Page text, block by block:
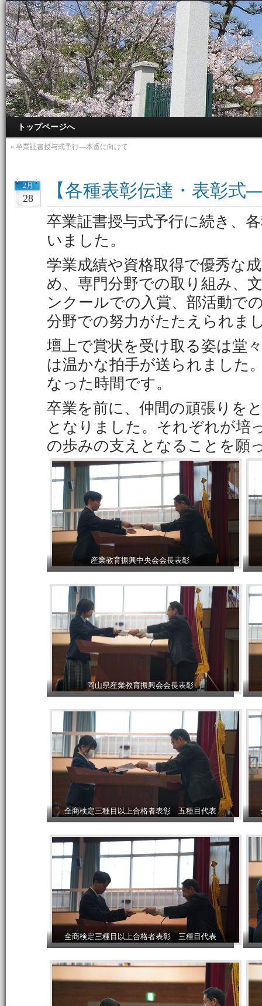
トップページへ
« 卒業証書授与式予行―本番に向けて
2月
28 【各種表彰伝達・表彰
卒業証書授与式予行に続き、
いました。
学業成績や資格取得で優秀な
め、専門分野での取り組み、
ンクールでの入賞、部活動で
分野での努力がたたえられま
壇上で賞状を受け取る姿は堂
は温かな拍手が送られました
なった時間です。
卒業を前に、仲間の頑張りを
となりました。それぞれが培
の歩みの支えとなることを願
産業教育振興中央会会長表彰
岡山県産業教育振興会会長表彰
全商検定三種目以上合格者表彰 五種目代表
全商検定三種目以上合格者表彰 三種目代表